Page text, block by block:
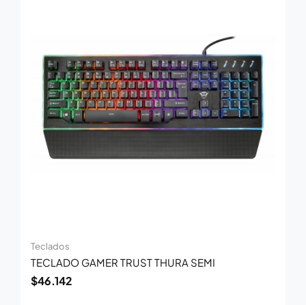
Teclados
TECLADO GAMER TRUST THURA SEMI
$46.142